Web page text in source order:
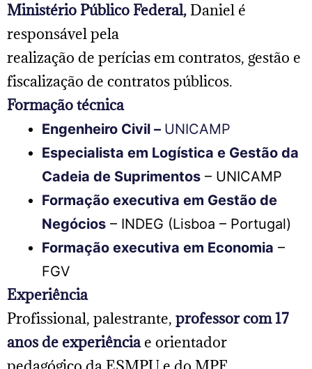
Ministério Público Federal, Daniel é
responsável pela
realização de perícias em contratos, gestão e
fiscalização de contratos públicos.
Formação técnica
Engenheiro Civil – UNICAMP
Especialista em Logística e Gestão da
Cadeia de Suprimentos – UNICAMP
Formação executiva em Gestão de
Negócios – INDEG (Lisboa – Portugal)
Formação executiva em Economia –
FGV
Experiência
Profissional, palestrante, professor com 17
anos de experiênciae orientador